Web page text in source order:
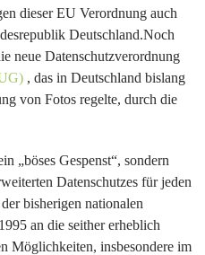
dieser EU Verordnung auch
Deutschland.Noch
neue Datenschutzverordnung
, das in Deutschland bislang
von Fotos regelte, durch die
„böses Gespenst“, sondern
Datenschutzes für jeden
bisherigen nationalen
an die seither erheblich
Möglichkeiten, insbesondere im